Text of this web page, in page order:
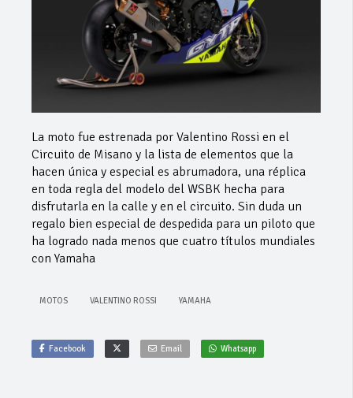
La moto fue estrenada por Valentino Rossi en el
Circuito de Misano y la lista de elementos que la
hacen única y especial es abrumadora, una réplica
en toda regla del modelo del WSBK hecha para
disfrutarla en la calle y en el circuito. Sin duda un
regalo bien especial de despedida para un piloto que
ha logrado nada menos que cuatro títulos mundiales
con Yamaha
MOTOS VALENTINO ROSSI YAMAHA
Facebook Email Whatsapp